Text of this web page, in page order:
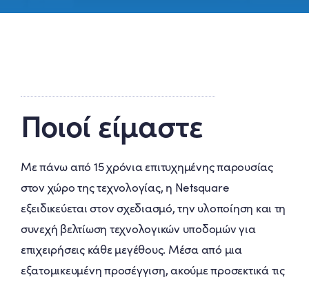
Ποιοί είμαστε
Με πάνω από 15 χρόνια επιτυχημένης παρουσίας
στον χώρο της τεχνολογίας, η Netsquare
εξειδικεύεται στον σχεδιασμό, την υλοποίηση και τη
συνεχή βελτίωση τεχνολογικών υποδομών για
επιχειρήσεις κάθε μεγέθους. Μέσα από μια
εξατομικευμένη προσέγγιση, ακούμε προσεκτικά τις